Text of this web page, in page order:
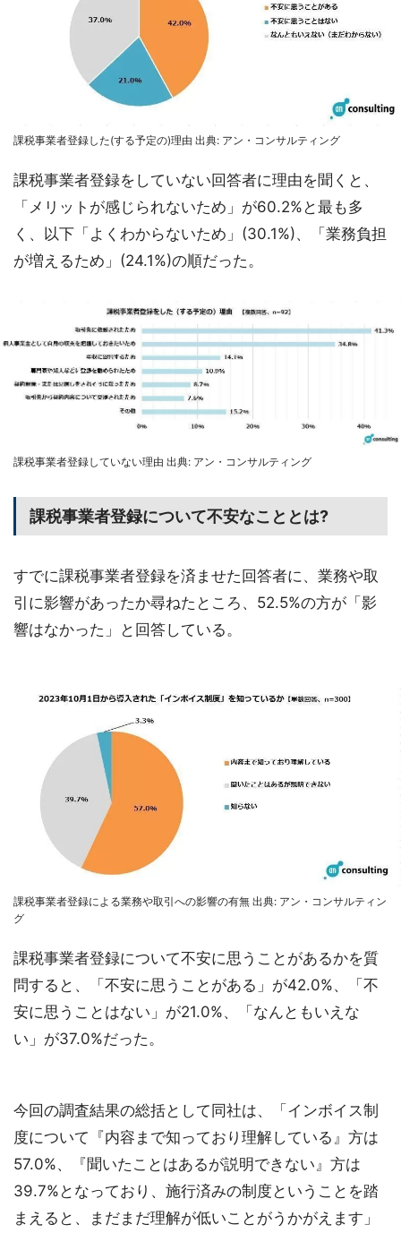
課税事業者登録した(する予定の)理由 出典: アン・コンサルティング
課税事業者登録をしていない回答者に理由を聞くと、
「メリットが感じられないため」が60.2%と最も多
く、以下「よくわからないため」(30.1%)、「業務負担
が増えるため」(24.1%)の順だった。
課税事業者登録していない理由 出典: アン・コンサルティング
課税事業者登録について不安なこととは?
すでに課税事業者登録を済ませた回答者に、業務や取
引に影響があったか尋ねたところ、52.5%の方が「影
響はなかった」と回答している。
課税事業者登録による業務や取引への影響の有無 出典: アン・コンサルティン
グ
課税事業者登録について不安に思うことがあるかを質
問すると、「不安に思うことがある」が42.0%、「不
安に思うことはない」が21.0%、「なんともいえな
い」が37.0%だった。
今回の調査結果の総括として同社は、「インボイス制
度について『内容まで知っており理解している』方は
57.0%、『聞いたことはあるが説明できない』方は
39.7%となっており、施行済みの制度ということを踏
まえると、まだまだ理解が低いことがうかがえます」